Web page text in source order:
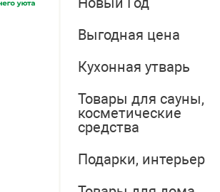
Выгодная цена
Кухонная утварь
Товары для сауны,
косметические
средства
Подарки, интерьер